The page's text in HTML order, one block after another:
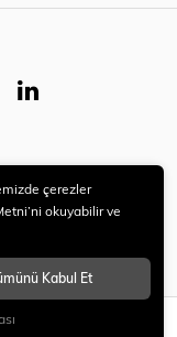
çerezler
okuyabilir ve
Kabul Et